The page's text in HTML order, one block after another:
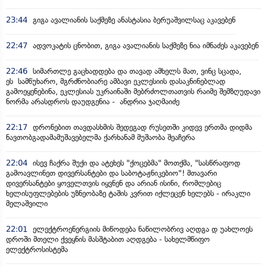
23:44 გიგა ავალიანის საქმეზე ანასტასია ბერუაშვილსაც აკავებენ
22:47 ადვოკატის ცნობით, გიგა ავალიანის საქმეზე ნია იმნაძეს აკავებენ
22:46 სიმართლე გაცხადდება და თავად ამხელს მათ, ვინც სცადა,
ეს სამწუხარო, მგრძნობიარე ამბავი ეკლესიის დასაკნინებლად
გამოეყენებინა, ეკლესიას უკრაინაში მებრძოლთათვის რაიმე შემზღუდავი
ნორმა არასდროს დაუდგენია - ანდრია ჯაღმაიძე
22:17 დრონებით თავდასხმის შედეგად რუსეთში კიდევ ერთმა დიდმა
ნავთობგადამამუშავებელმა ქარხანამ მუშაობა შეაჩერა
22:04 ისევ ჩაქრა შუქი და ატეხეს "ქოცებმა" მოთქმა, "სასწრაფოდ
გამოავლინეთ დივერსანტები და საბოტაჟნიკებიო"! მთავარი
დივერსანტები ყოველთვის იყვნენ და არიან ისინი, რომლებიც
ხელისუფლებების უზნეობაზე ტაშის კვრით იქლეცენ ხელებს - ირაკლი
მელაშვილი
22:01 ელექტროენერგიის მიწოდება ნაწილობრივ აღდგა დ უახლოეს
დროში მთელი ქვეყნის მასშტაბით აღდგება - სახელმწიფო
ელექტროსისტემა